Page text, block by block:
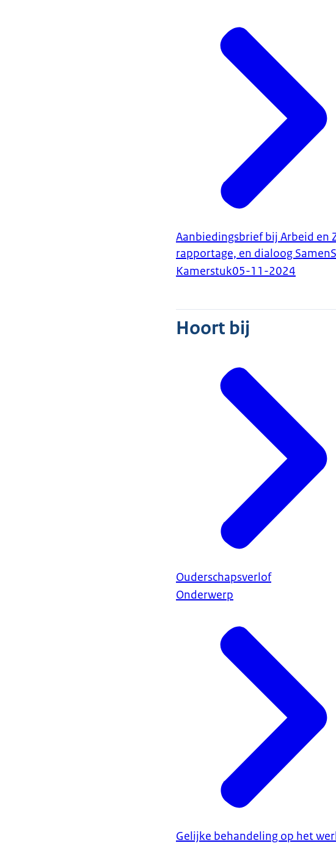
Aanbiedingsbrief bij Arbeid en
rapportage, en dialoog
Kamerstuk05-11-2024
Hoort bij
Ouderschapsverlof
Onderwerp
Gelijke behandeling op het